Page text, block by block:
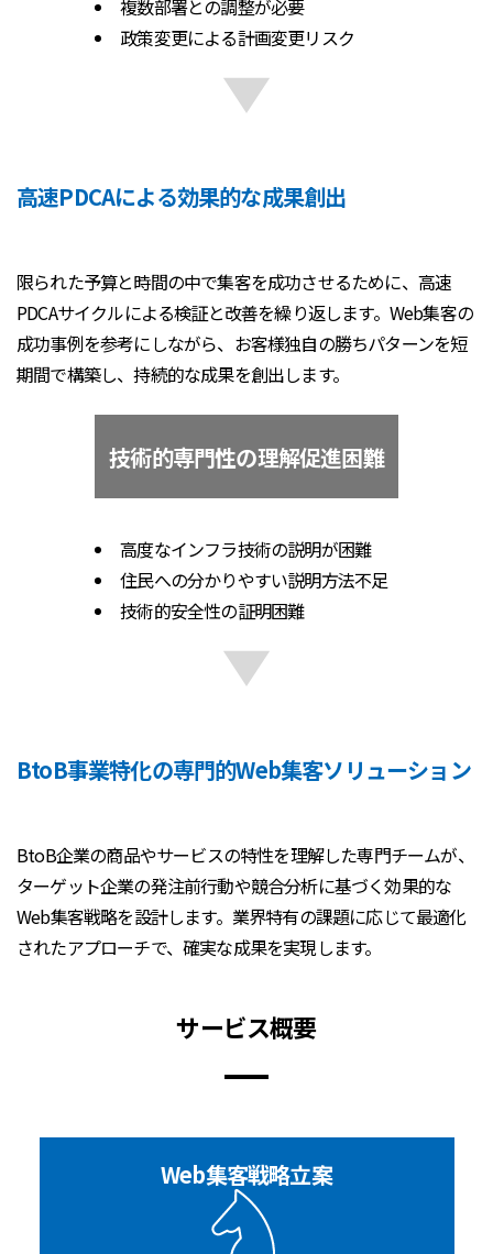
複数部署との調整が必要
政策変更による計画変更リスク
高速PDCAによる効果的な成果創出
限られた予算と時間の中で集客を成功させるために、高速
PDCAサイクルによる検証と改善を繰り返します。Web集客の
成功事例を参考にしながら、お客様独自の勝ちパターンを短
期間で構築し、持続的な成果を創出します。
技術的専門性の理解促進困難
高度なインフラ技術の説明が困難
住民への分かりやすい説明方法不足
技術的安全性の証明困難
BtoB事業特化の専門的Web集客ソリューション
BtoB企業の商品やサービスの特性を理解した専門チームが、
ターゲット企業の発注前行動や競合分析に基づく効果的な
Web集客戦略を設計します。業界特有の課題に応じて最適化
されたアプローチで、確実な成果を実現します。
サービス概要
Web集客戦略立案